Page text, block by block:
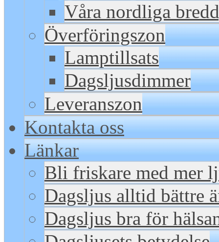
Våra nordliga
Överföringszon
Lamptillsats
Dagsljusdimmer
Leveranszon
Kontakta oss
Länkar
Bli friskare med mer
Dagsljus alltid bättre
Dagsljus bra för